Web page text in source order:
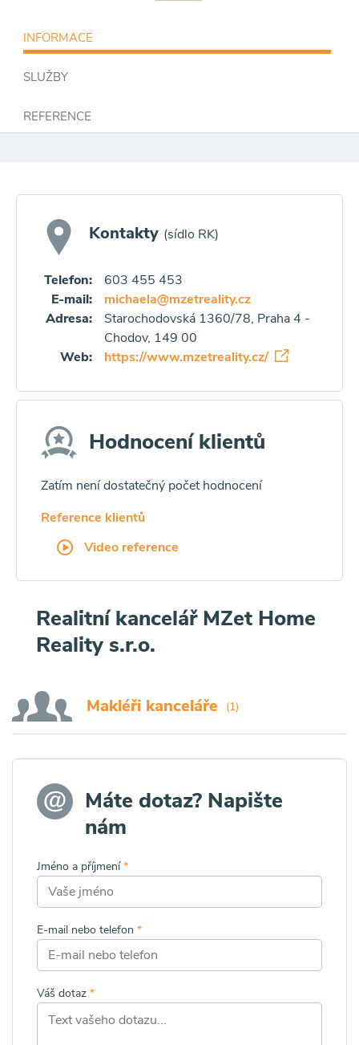
INFORMACE
SLUŽBY
REFERENCE
Kontakty (sídlo RK)
Telefon:
603 455 453
E-mail:
michaela@mzetreality.cz
Adresa:
Starochodovská 1360/78, Praha 4 -
Chodov, 149 00
Web:
https://www.mzetreality.cz/
Hodnocení klientů
Zatím není dostatečný počet hodnocení
Reference klientů
Video reference
Realitní kancelář MZet Home
Reality s.r.o.
Makléři kanceláře (1)
Máte dotaz? Napište
nám
Jméno a příjmení*
E-mail nebo telefon *
Váš dotaz *